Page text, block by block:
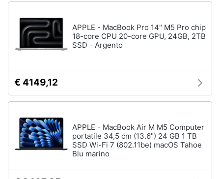
APPLE - MacBook Pro 14" M5 Pro chip
18-core CPU 20-core GPU, 24GB, 2TB
SSD - Argento
€ 4149,12
APPLE - MacBook Air M M5 Computer
portatile 34,5 cm (13.6") 24 GB 1 TB
SSD Wi-Fi 7 (802.11be) macOS Tahoe
Blu marino